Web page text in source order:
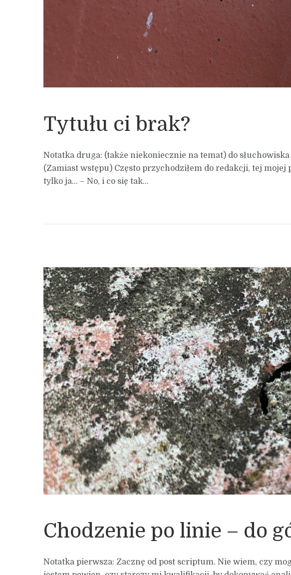
Tytułu ci brak?
Notatka druga: (także niekoniecznie na temat) do słuchowiska
(Zamiast wstępu) Często przychodziłem do redakcji, tej
tylko ja… – No, i co się tak...
Chodzenie po linie – do
Notatka pierwsza: Zacznę od post scriptum. Nie wiem, czy